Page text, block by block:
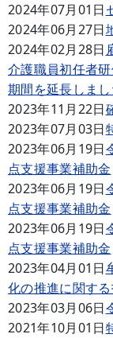
2024年07月01日
2024年06月27日
2024年02月28日
介護職員初任者
期間を延長しまし
2023年11月22日
2023年07月03日
2023年06月19日
点支援事業補助金
2023年06月19日
点支援事業補助金
2023年06月19日
点支援事業補助金
2023年04月01日
化の推進に関す
2023年03月06日
2021年10月01日